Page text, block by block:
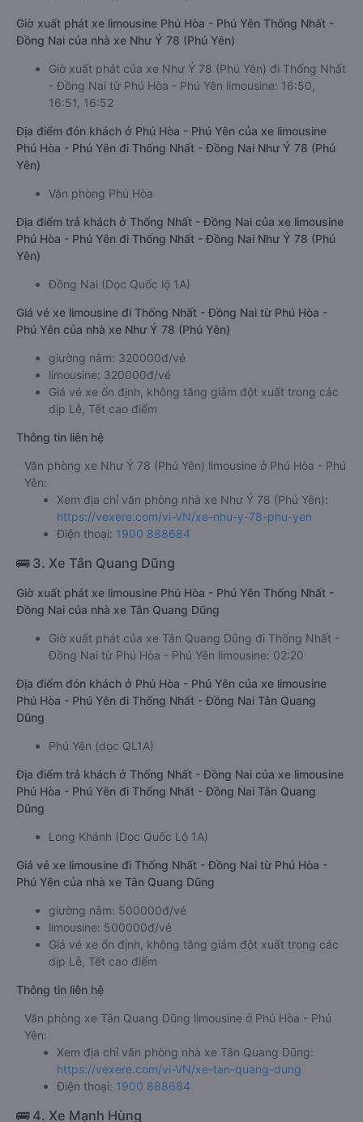
Giờ xuất phát xe limousine Phú Hòa - Phú Yên Thống Nhất -
Đồng Nai của nhà xe Như Ý 78 (Phú Yên)
Giờ xuất phát của xe Như Ý 78 (Phú Yên) đi Thống Nhất
- Đồng Nai từ Phú Hòa - Phú Yên limousine: 16:50,
16:51, 16:52
Địa điểm đón khách ở Phú Hòa - Phú Yên của xe limousine
Phú Hòa - Phú Yên đi Thống Nhất - Đồng Nai Như Ý 78 (Phú
Yên)
Văn phòng Phú Hòa
Địa điểm trả khách ở Thống Nhất - Đồng Nai của xe limousine
Phú Hòa - Phú Yên đi Thống Nhất - Đồng Nai Như Ý 78 (Phú
Yên)
Đồng Nai (Dọc Quốc lộ 1A)
Giá vé xe limousine đi Thống Nhất - Đồng Nai từ Phú Hòa -
Phú Yên của nhà xe Như Ý 78 (Phú Yên)
giường nằm: 320000đ/vé
limousine: 320000đ/vé
Giá vé xe ổn định, không tăng giảm đột xuất trong các
dịp Lễ, Tết cao điểm
Thông tin liên hệ
Văn phòng xe Như Ý 78 (Phú Yên) limousine ở Phú Hòa - Phú
Yên:
Xem địa chỉ văn phòng nhà xe Như Ý 78 (Phú Yên):
https://vexere.com/vi-VN/xe-nhu-y-78-phu-yen
Điện thoại: 1900 888684
🚌 3. Xe Tân Quang Dũng
Giờ xuất phát xe limousine Phú Hòa - Phú Yên Thống Nhất -
Đồng Nai của nhà xe Tân Quang Dũng
Giờ xuất phát của xe Tân Quang Dũng đi Thống Nhất -
Đồng Nai từ Phú Hòa - Phú Yên limousine: 02:20
Địa điểm đón khách ở Phú Hòa - Phú Yên của xe limousine
Phú Hòa - Phú Yên đi Thống Nhất - Đồng Nai Tân Quang
Dũng
Phú Yên (dọc QL1A)
Địa điểm trả khách ở Thống Nhất - Đồng Nai của xe limousine
Phú Hòa - Phú Yên đi Thống Nhất - Đồng Nai Tân Quang
Dũng
Long Khánh (Dọc Quốc Lộ 1A)
Giá vé xe limousine đi Thống Nhất - Đồng Nai từ Phú Hòa -
Phú Yên của nhà xe Tân Quang Dũng
giường nằm: 500000đ/vé
limousine: 500000đ/vé
Giá vé xe ổn định, không tăng giảm đột xuất trong các
dịp Lễ, Tết cao điểm
Thông tin liên hệ
Văn phòng xe Tân Quang Dũng limousine ở Phú Hòa - Phú
Yên:
Xem địa chỉ văn phòng nhà xe Tân Quang Dũng:
https://vexere.com/vi-VN/xe-tan-quang-dung
Điện thoại: 1900 888684
🚌 4. Xe Mạnh Hùng